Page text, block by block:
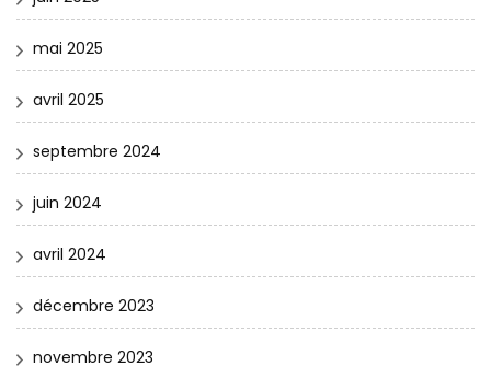
mai 2025
avril 2025
septembre 2024
juin 2024
avril 2024
décembre 2023
novembre 2023